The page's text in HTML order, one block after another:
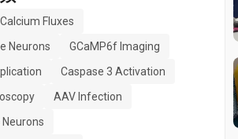
Fluxes
Neurons
GCaMP6f Imaging
Caspase 3 Activation
AAV Infection